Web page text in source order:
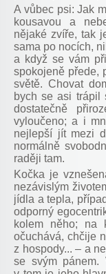
A vůbec psi: Jak
kousavou a
nějaké zvíře, tak
sama po nocích,
a když se vám
spokojeně přede,
světě. Chovat
bych se asi trápil
dostatečně
vyloučeno; a i
nejlepší jít mezi
normálně
raději tam.
Kočka je
nezávislým
jídla a tepla,
odporný
kolem něho; na
očuchává, chčije
z hospody... – a
se svým pánem.